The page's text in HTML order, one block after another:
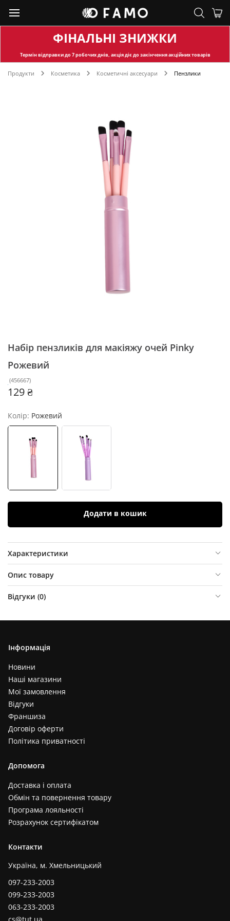
ФІНАЛЬНІ ЗНИЖКИ
Термін відправкидо 7 робочих днів, акція діє до закінчення акційних товарів
Продукти Косметика Косметичні аксесуари Пензлики
Набір пензликів для макіяжу очей Pinky
Рожевий
(456667)
129 ₴
Колір: Рожевий
Додати в кошик
Характеристики
Опис товару
Відгуки (0)
Інформація
Новини
Наші магазини
Мої замовлення
Відгуки
Франшиза
Договір оферти
Політика приватності
Допомога
Доставка і оплата
Обмін та повернення товару
Програма лояльності
Розрахунок сертифікатом
Контакти
Україна, м. Хмельницький
097-233-2003
099-233-2003
063-233-2003